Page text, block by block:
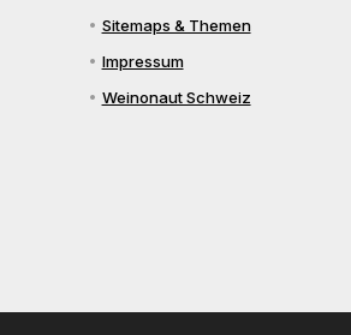
Sitemaps & Themen
Impressum
Weinonaut Schweiz